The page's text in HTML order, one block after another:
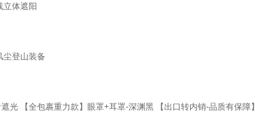
立体遮阳
尘登山装备
光 【全包裹重力款】眼罩+耳罩-深渊黑 【出口转内销-品质有保障】